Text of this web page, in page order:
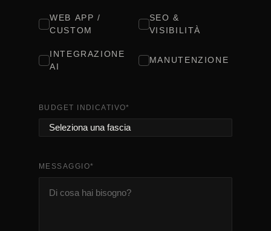
WEB APP /
CUSTOM
SEO &
VISIBILITÀ
INTEGRAZIONE
AI
MANUTENZIONE
BUDGET INDICATIVO*
MESSAGGIO*